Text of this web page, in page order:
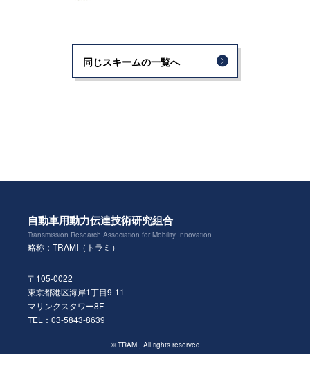
同じスキームの一覧へ
自動車用動力伝達技術研究組合
Transmission Research Association for Mobility Innovation
略称：TRAMI（トラミ）
〒105-0022
東京都港区海岸1丁目9-11
マリンクスタワー8F
TEL：03-5843-8639
© TRAMI, All rights reserved